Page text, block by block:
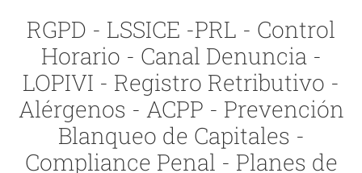
RGPD - LSSICE -PRL - Control
Horario - Canal Denuncia -
LOPIVI - Registro Retributivo -
Alérgenos - ACPP - Prevención
Blanqueo de Capitales -
Compliance Penal - Planes de